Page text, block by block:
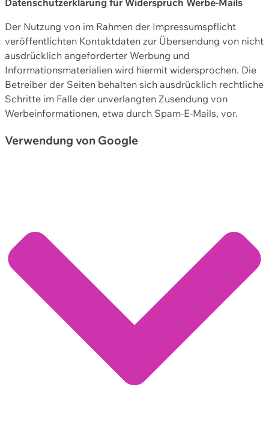
Datenschutzerklärung für Widerspruch Werbe-Mails
Der Nutzung von im Rahmen der Impressumspflicht
veröffentlichten Kontaktdaten zur Übersendung von nicht
ausdrücklich angeforderter Werbung und
Informationsmaterialien wird hiermit widersprochen. Die
Betreiber der Seiten behalten sich ausdrücklich rechtliche
Schritte im Falle der unverlangten Zusendung von
Werbeinformationen, etwa durch Spam-E-Mails, vor.
Verwendung von Google